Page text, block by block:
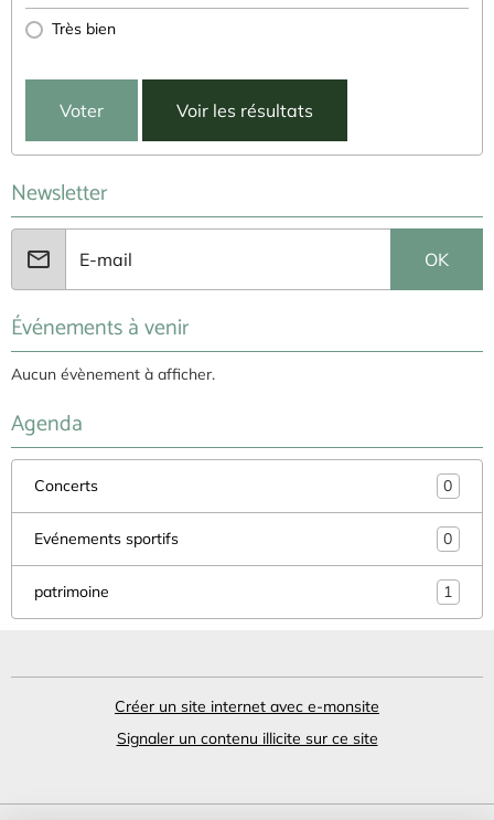
Très bien
Voter Voir les résultats
Newsletter
OK
Événements à venir
Aucun évènement à afficher.
Agenda
Concerts 0
Evénements sportifs 0
patrimoine 1
Créer un site internet avec e-monsite
Signaler un contenu illicite sur ce site